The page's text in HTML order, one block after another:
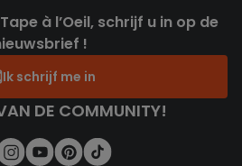
à l’Oeil, schrijf u in op de
!
Ik schrijf me in
DE COMMUNITY!